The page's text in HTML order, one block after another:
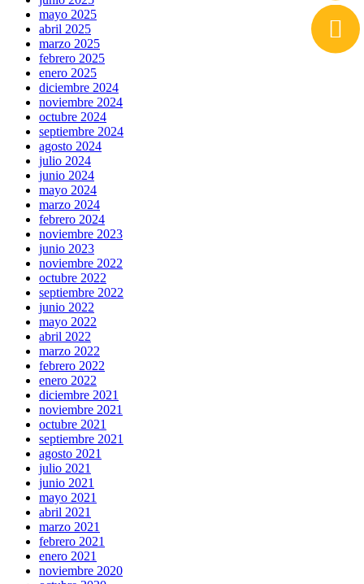
mayo 2025
abril 2025
marzo 2025
febrero 2025
enero 2025
diciembre 2024
noviembre 2024
octubre 2024
septiembre 2024
agosto 2024
julio 2024
junio 2024
mayo 2024
marzo 2024
febrero 2024
noviembre 2023
junio 2023
noviembre 2022
octubre 2022
septiembre 2022
junio 2022
mayo 2022
abril 2022
marzo 2022
febrero 2022
enero 2022
diciembre 2021
noviembre 2021
octubre 2021
septiembre 2021
agosto 2021
julio 2021
junio 2021
mayo 2021
abril 2021
marzo 2021
febrero 2021
enero 2021
noviembre 2020